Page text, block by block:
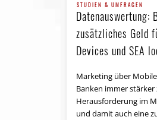
STUDIEN & UMFRAGEN
Datenauswertung:
zusätzliches Geld
Devices und SEA
Marketing über
Banken immer stärker
Herausforderung im
und damit auch eine